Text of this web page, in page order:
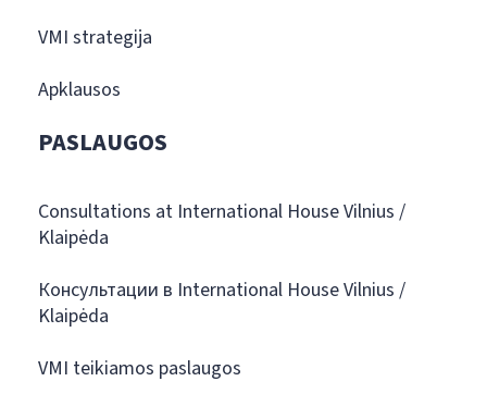
VMI strategija
Apklausos
PASLAUGOS
Consultations at International House Vilnius /
Klaipėda
Консультации в International House Vilnius /
Klaipėda
VMI teikiamos paslaugos